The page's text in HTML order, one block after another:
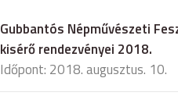
Gubbantós Népművészeti
kisérő rendezvényei 2018.
Időpont: 2018. augusztus. 10.